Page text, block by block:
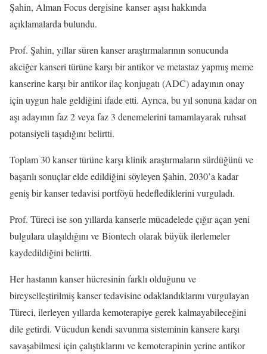
Şahin, Alman Focus dergisine kanser aşısı hakkında
açıklamalarda bulundu.
Prof. Şahin, yıllar süren kanser araştırmalarının sonucunda
akciğer kanseri türüne karşı bir antikor ve metastaz yapmış meme
kanserine karşı bir antikor ilaç konjugatı (ADC) adayının onay
için uygun hale geldiğini ifade etti. Ayrıca, bu yıl sonuna kadar on
aşı adayının faz 2 veya faz 3 denemelerini tamamlayarak ruhsat
potansiyeli taşıdığını belirtti.
Toplam 30 kanser türüne karşı klinik araştırmaların sürdüğünü ve
başarılı sonuçlar elde edildiğini söyleyen Şahin, 2030’a kadar
geniş bir kanser tedavisi portföyü hedeflediklerini vurguladı.
Prof. Türeci ise son yıllarda kanserle mücadelede çığır açan yeni
bulgulara ulaşıldığını ve Biontech olarak büyük ilerlemeler
kaydedildiğini belirtti.
Her hastanın kanser hücresinin farklı olduğunu ve
bireyselleştirilmiş kanser tedavisine odaklandıklarını vurgulayan
Türeci, ilerleyen yıllarda kemoterapiye gerek kalmayabileceğini
dile getirdi. Vücudun kendi savunma sisteminin kansere karşı
savaşabilmesi için çalıştıklarını ve kemoterapinin yerine antikor